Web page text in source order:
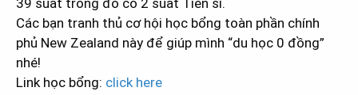
39 suất trong đó có 2 suất Tiến sĩ.
Các bạn tranh thủ cơ hội học bổng toàn phần chính
phủ New Zealand này để giúp mình “du học 0 đồng”
nhé!
Link học bổng: click here